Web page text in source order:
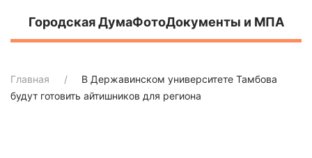
Городская ДумаФотоДокументы и МПА
Главная
В Державинском университете Тамбова
будут готовить айтишников для региона